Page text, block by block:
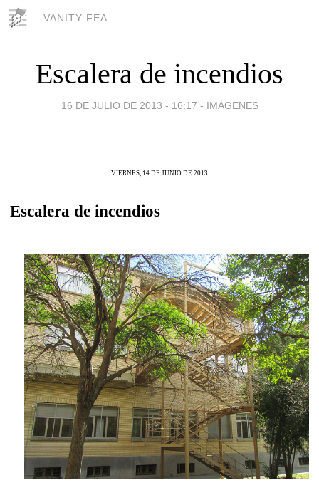
VANITY FEA
Escalera de incendios
16 DE JULIO DE 2013 - 16:17 - IMÁGENES
VIERNES, 14 DE JUNIO DE 2013
Escalera de incendios